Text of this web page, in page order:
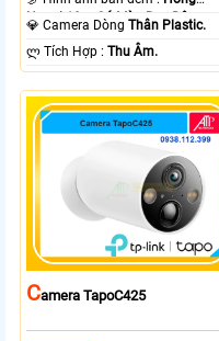
Ngoại 10m Có Màu Ban Ðêm.
💎 Camera DòngThân Plastic.
️ლ Tích Hợp :Thu Âm.
CAmera TapoC425